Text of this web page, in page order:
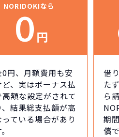
NORIDOKIなら
0 円
0円、月額費用も安
ど、実はボーナス払
高額な設定がされて
、結果総支払額が高
っている場合があり
借
た
ら
期
償